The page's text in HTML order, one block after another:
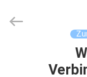
Rights